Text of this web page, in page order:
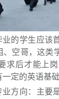
学生应该
、空哥，这类
求后才能上
定的英语基
向：主要是